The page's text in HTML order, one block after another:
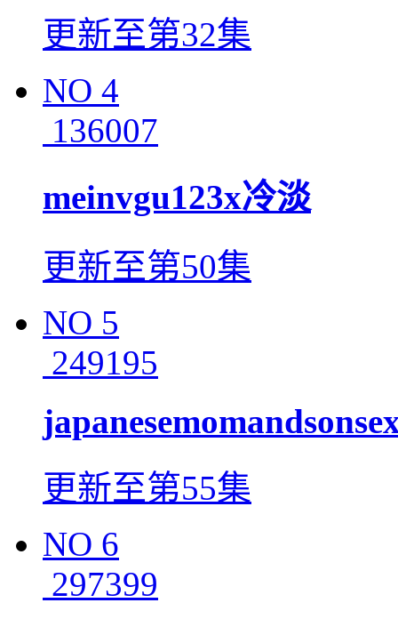
更新至第32集
NO 4
136007
meinvgu123x冷淡
更新至第50集
NO 5
249195
更新至第55集
NO 6
297399